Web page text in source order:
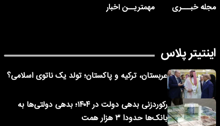
مجله خبـــری
مهمتریــن اخبار
اینتیتر پلاس
عربستان، ترکیه و پاکستان؛ تولد یک ناتوی اسلامی؟
رکوردزنی بدهی دولت در ۱۴۰۴؛ بدهی دولتی‌ها به
بانک‌ها حدودا ۳ هزار همت